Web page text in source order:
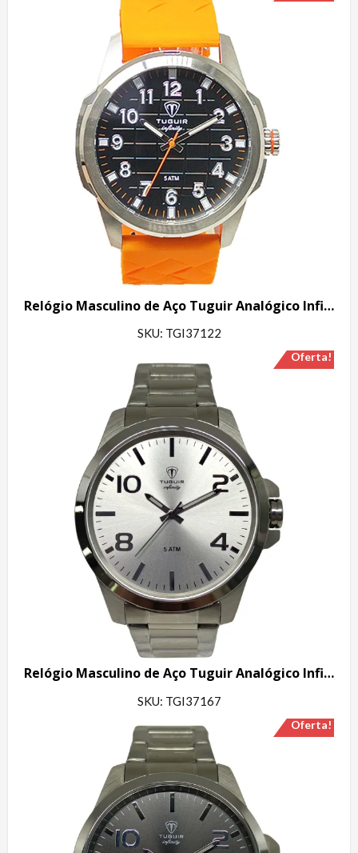
Relógio Masculino de Aço Tuguir Analógico Infinity 23-2236 Prata e Laranja
SKU: TGI37122
Oferta!
Relógio Masculino de Aço Tuguir Analógico Infinity 6117G Prata e Branco
SKU: TGI37167
Oferta!